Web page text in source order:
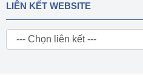
LIÊN KẾT WEBSITE